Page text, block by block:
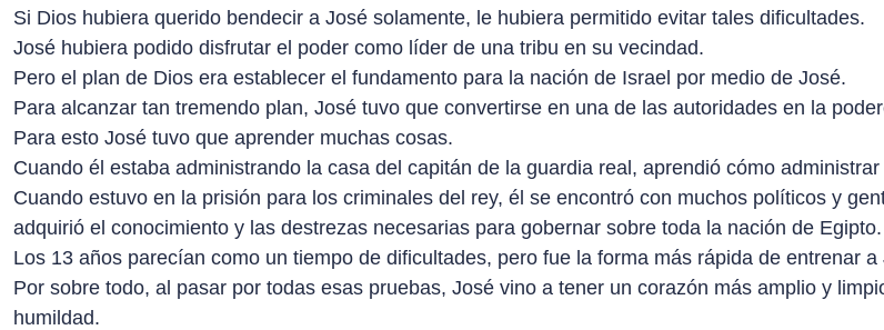
Si Dios hubiera querido bendecir a José solamente, le hubiera permitido evitar tales dificultades.
José hubiera podido disfrutar el poder como líder de una tribu en su vecindad.
Pero el plan de Dios era establecer el fundamento para la nación de Israel por medio de José.
Para alcanzar tan tremendo plan, José tuvo que convertirse en una de las autoridades en la
Para esto José tuvo que aprender muchas cosas.
Cuando él estaba administrando la casa del capitán de la guardia real, aprendió cómo
Cuando estuvo en la prisión para los criminales del rey, él se encontró con muchos políticos y
adquirió el conocimiento y las destrezas necesarias para gobernar sobre toda la nación de Egipto.
Los 13 años parecían como un tiempo de dificultades, pero fue la forma más rápida de entrenar
Por sobre todo, al pasar por todas esas pruebas, José vino a tener un corazón más amplio y
humildad.